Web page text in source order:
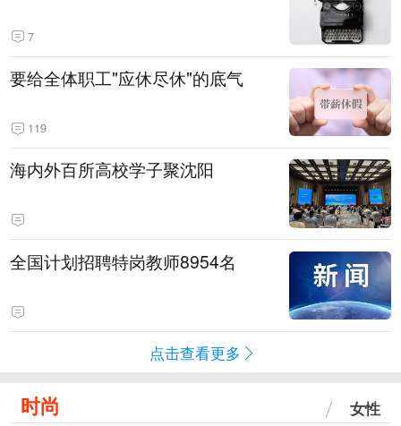
7
要给全体职工"应休尽休"的底气
119
海内外百所高校学子聚沈阳
全国计划招聘特岗教师8954名
点击查看更多
时尚 女性